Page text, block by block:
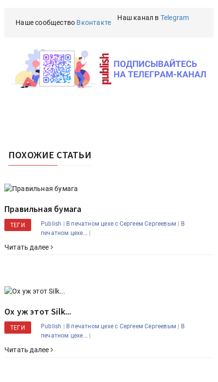
Наше сообщество Вконтакте
Наш канал в Telegram
ПОХОЖИЕ СТАТЬИ
Правильная бумага
ТЕГИ Publish | В печатном цехе с Сергеем Сергеевым | В
печатном цехе... |
Читать далее
Ох уж этот Silk...
ТЕГИ Publish | В печатном цехе с Сергеем Сергеевым | В
печатном цехе... |
Читать далее